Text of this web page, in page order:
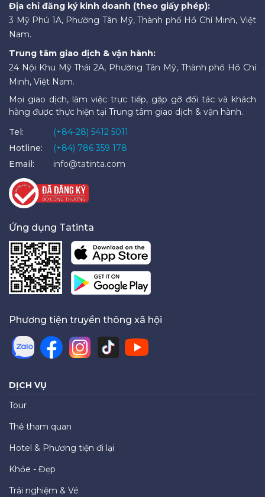
Địa chỉ đăng ký kinh doanh (theo giấy phép):
3 Mỹ Phú 1A, Phường Tân Mỹ, Thành phố Hồ Chí Minh, Việt
Nam.
Trung tâm giao dịch & vận hành:
24 Nội Khu Mỹ Thái 2A, Phường Tân Mỹ, Thành phố Hồ Chí
Minh, Việt Nam.
Mọi giao dịch, làm việc trực tiếp, gặp gỡ đối tác và khách
hàng được thực hiện tại Trung tâm giao dịch & vận hành.
Tel:
(+84-28) 5412 5011
Hotline:
(+84) 786 359 178
Email:
info@tatinta.com
Ứng dụng Tatinta
Phương tiện truyền thông xã hội
DỊCH VỤ
Tour
Thẻ tham quan
Hotel & Phương tiện đi lại
Khỏe - Đẹp
Trải nghiệm & Vé